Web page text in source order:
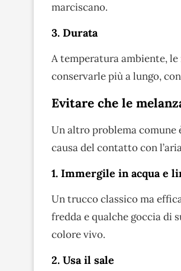
marciscano.
3. Durata
A temperatura ambiente,
conservarle più a lungo,
Evitare che le
Un altro problema comune
causa del contatto con
1. Immergile in acqua e
Un trucco classico ma
fredda e qualche goccia di
colore vivo.
2. Usa il sale